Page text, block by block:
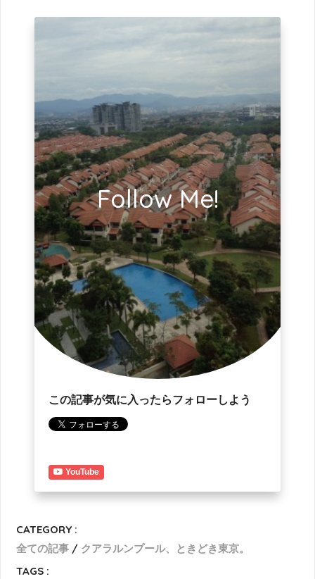
Follow Me!
この記事が気に入ったらフォローしよう
YouTube
CATEGORY :
全ての記事
クアラルンプール、ときどき東京。
TAGS :